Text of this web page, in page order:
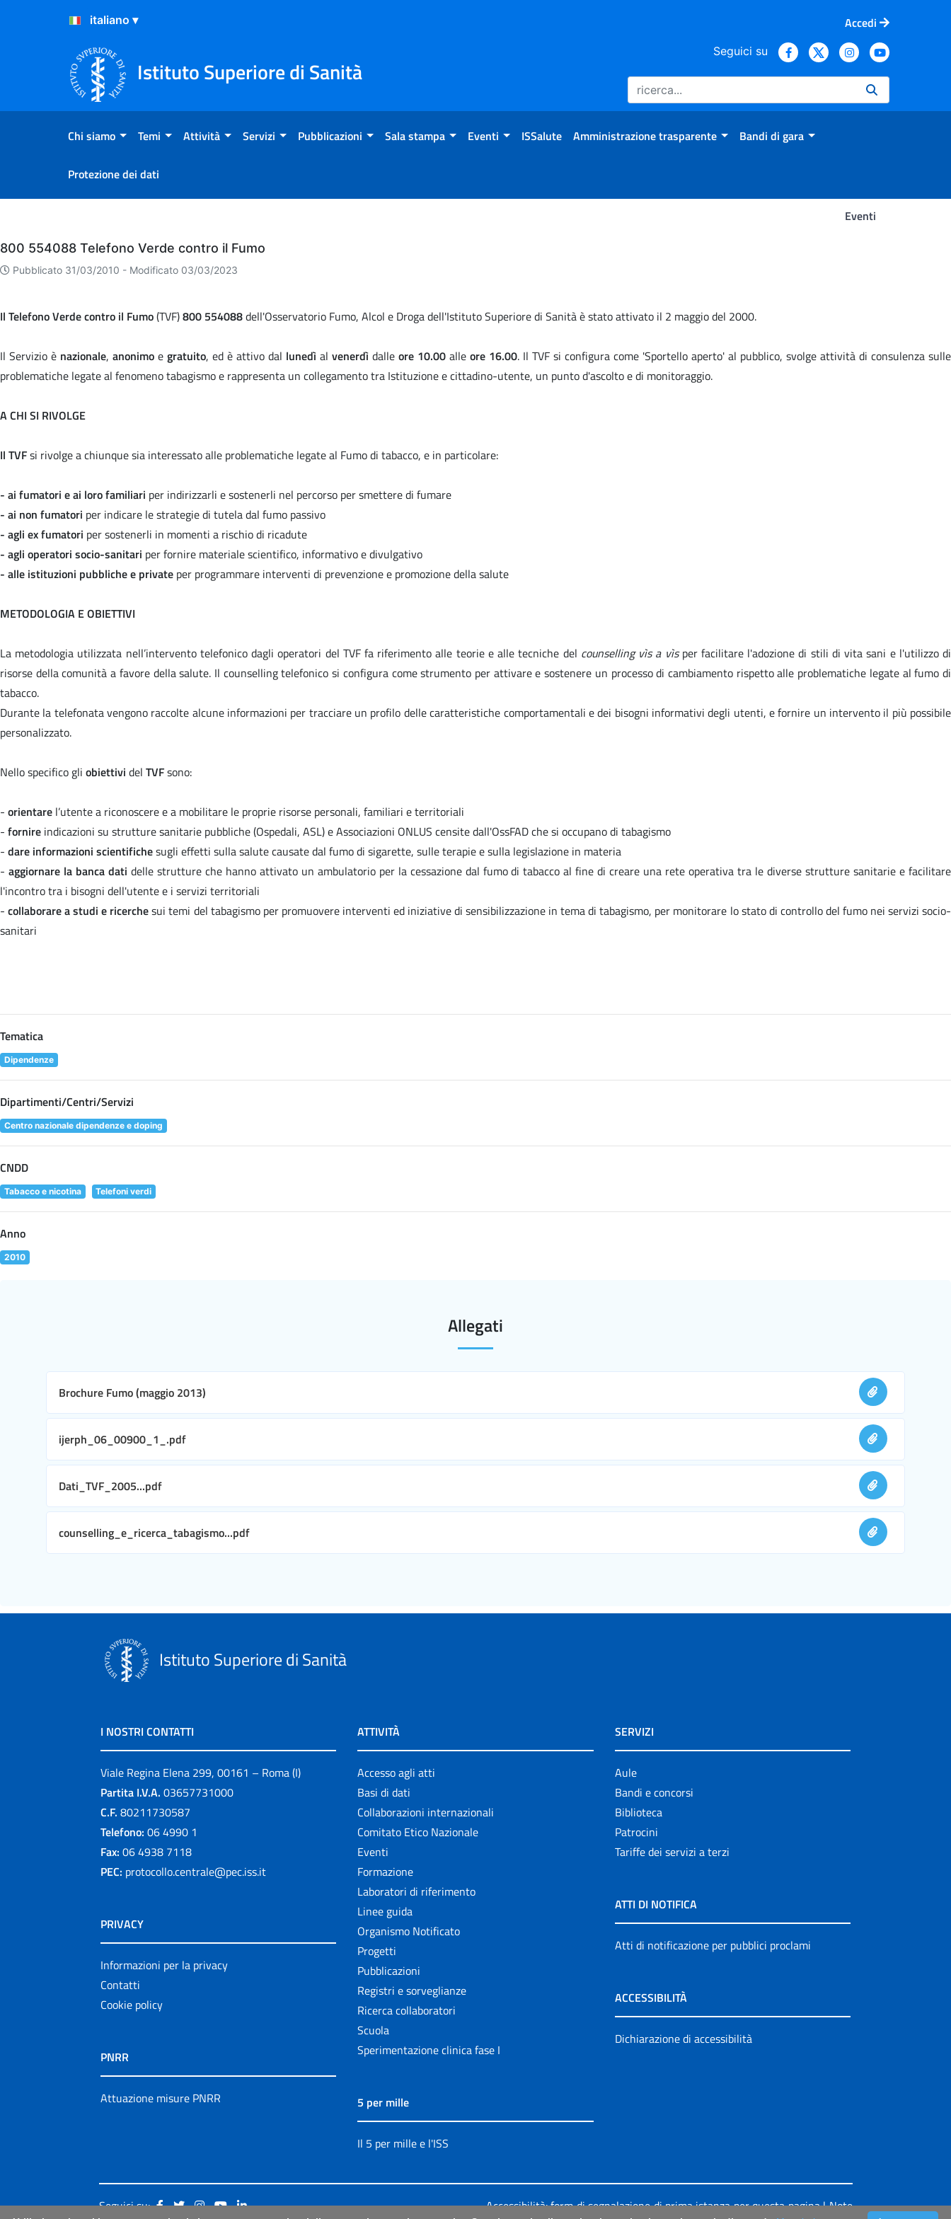
Salta al Contenuto
Salta al Footer
Accedi
Istituto Superiore di Sanità
Seguici su
Chi siamo Temi Attività Servizi Pubblicazioni Sala stampa Eventi ISSalute Amministrazione trasparente Bandi di gara
Protezione dei dati
Eventi
Eventi
800 554088 Telefono Verde contro il Fumo
Pubblicato 31/03/2010 - Modificato 03/03/2023
Il Telefono Verde contro il Fumo(TVF)800 554088dell'Osservatorio Fumo, Alcol e Droga dell'Istituto Superiore di Sanità è stato attivato il 2 maggio del 2000.
Il Servizio è nazionale, anonimo e gratuito, ed è attivo dal lunedì al venerdì dalle ore 10.00 alle ore 16.00. Il TVF si configura come 'Sportello aperto' al pubblico, svolge attività di consulenza sulle
problematiche legate al fenomeno tabagismo e rappresenta un collegamento tra Istituzione e cittadino-utente, un punto d'ascolto e di monitoraggio.
A CHI SI RIVOLGE
Il TVFsi rivolge a chiunque sia interessato alle problematiche legate al Fumo di tabacco, e in particolare:
- ai fumatori e ai loro familiari per indirizzarli e sostenerli nel percorso per smettere di fumare
- ai non fumatori per indicare le strategie di tutela dal fumo passivo
- agli ex fumatori per sostenerli in momenti a rischio di ricadute
- agli operatori socio-sanitari per fornire materiale scientifico, informativo e divulgativo
- alle istituzioni pubbliche e private per programmare interventi di prevenzione e promozione della salute
METODOLOGIA E OBIETTIVI
La metodologia utilizzata nell’intervento telefonico dagli operatori del TVF fa riferimento alle teorie e alle tecniche del counselling vìs a vìsper facilitare l'adozione di stili di vita sani e l'utilizzo di
risorse della comunità a favore della salute. Il counselling telefonico si configura come strumento per attivare e sostenere un processo di cambiamento rispetto alle problematiche legate al fumo di
tabacco.
Durante la telefonata vengono raccolte alcune informazioni per tracciare un profilo delle caratteristiche comportamentali e dei bisogni informativi degli utenti, e fornire un intervento il più possibile
personalizzato.
Nello specifico gli obiettivi del TVFsono:
- orientare l’utente a riconoscere e a mobilitare le proprie risorse personali, familiari e territoriali
- fornire indicazioni su strutture sanitarie pubbliche (Ospedali, ASL) e Associazioni ONLUS censite dall'OssFAD che si occupano di tabagismo
- dare informazioni scientifichesugli effetti sulla salute causate dal fumo di sigarette, sulle terapie e sulla legislazione in materia
- aggiornare la banca dati delle strutture che hanno attivato un ambulatorio per la cessazione dal fumo di tabacco al fine di creare una rete operativa tra le diverse strutture sanitarie e facilitare
l'incontro tra i bisogni dell'utente e i servizi territoriali
-collaborare a studi e ricerchesui temi del tabagismo per promuovere interventi ed iniziative di sensibilizzazione in tema di tabagismo, per monitorare lo stato di controllo del fumo nei servizi socio-
sanitari
Tematica
Dipendenze
Dipartimenti/Centri/Servizi
Centro nazionale dipendenze e doping
CNDD
Tabacco e nicotina Telefoni verdi
Anno
2010
Allegati
Brochure Fumo (maggio 2013)
ijerph_06_00900_1_.pdf
Dati_TVF_2005...pdf
counselling_e_ricerca_tabagismo...pdf
Istituto Superiore di Sanità
I NOSTRI CONTATTI
Viale Regina Elena 299, 00161 – Roma (I)
Partita I.V.A. 03657731000
C.F. 80211730587
Telefono: 06 4990 1
Fax: 06 4938 7118
PEC: protocollo.centrale@pec.iss.it
PRIVACY
Informazioni per la privacy
Contatti
Cookie policy
PNRR
Attuazione misure PNRR
ATTIVITÀ
Accesso agli atti
Basi di dati
Collaborazioni internazionali
Comitato Etico Nazionale
Eventi
Formazione
Laboratori di riferimento
Linee guida
Organismo Notificato
Progetti
Pubblicazioni
Registri e sorveglianze
Ricerca collaboratori
Scuola
Sperimentazione clinica fase I
5 per mille
Il 5 per mille e l'ISS
SERVIZI
Aule
Bandi e concorsi
Biblioteca
Patrocini
Tariffe dei servizi a terzi
ATTI DI NOTIFICA
Atti di notificazione per pubblici proclami
ACCESSIBILITÀ
Dichiarazione di accessibilità
Seguici su: Accessibilità: form di segnalazione di prima istanza per questa pagina|Note